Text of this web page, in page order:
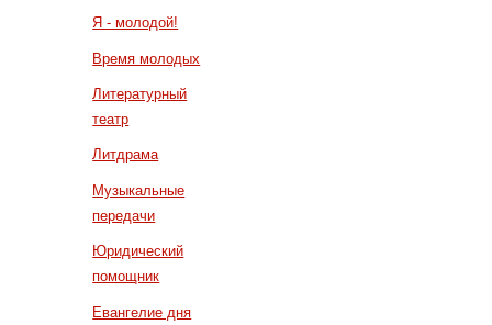
Я - молодой!
Время молодых
Литературный
театр
Литдрама
Музыкальные
передачи
Юридический
помощник
Евангелие дня